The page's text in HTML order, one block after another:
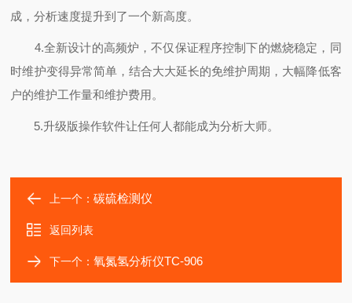
成，分析速度提升到了一个新高度。
4.全新设计的高频炉，不仅保证程序控制下的燃烧稳定，同
时维护变得异常简单，结合大大延长的免维护周期，大幅降低客
户的维护工作量和维护费用。
5.升级版操作软件让任何人都能成为分析大师。
上一个：碳硫检测仪
返回列表
下一个：氧氮氢分析仪TC-906